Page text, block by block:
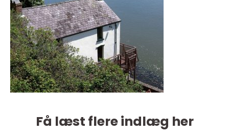
Få læst flere indlæg her